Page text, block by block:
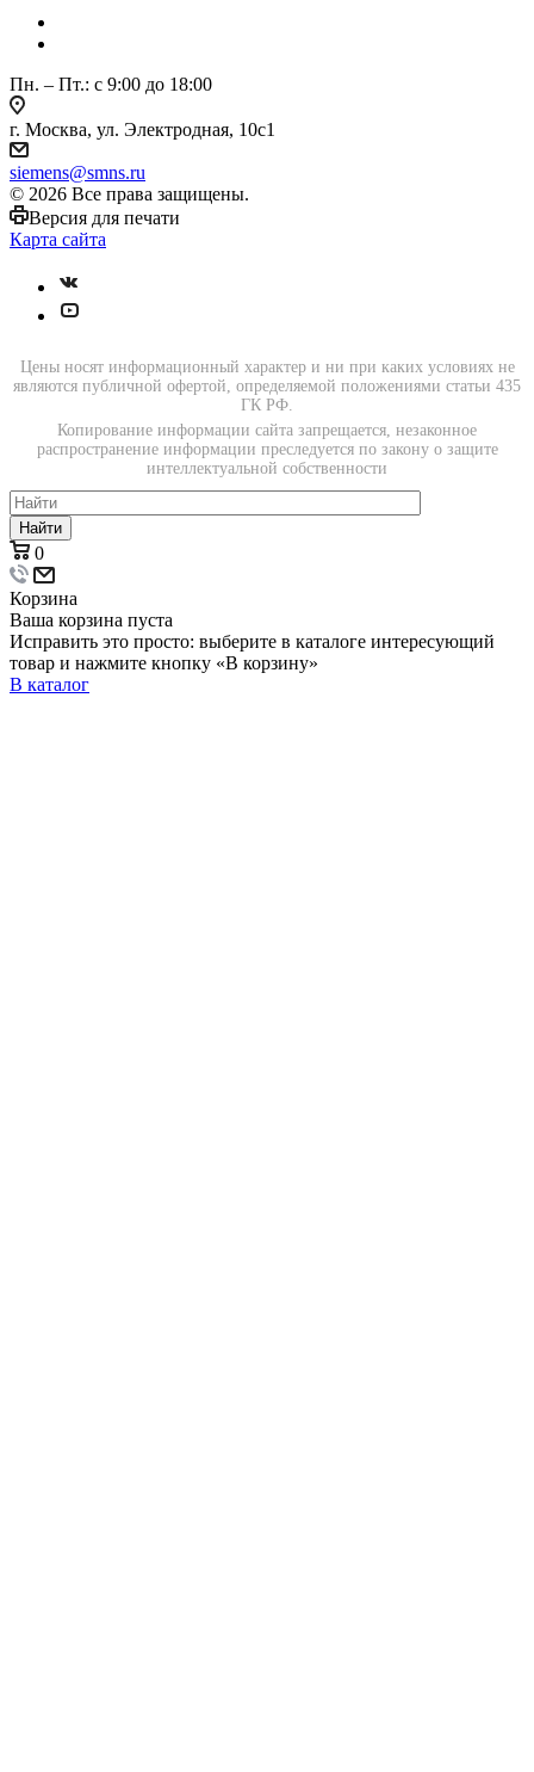
Пн. – Пт.: с 9:00 до 18:00
г. Москва, ул. Электродная, 10с1
siemens@smns.ru
© 2026 Все права защищены.
Версия для печати
Карта сайта
Цены носят информационный характер и ни при каких условиях не
являются публичной офертой, определяемой положениями статьи 435
ГК РФ.
Копирование информации сайта запрещается, незаконное
распространение информации преследуется по закону о защите
интеллектуальной собственности
Найти
0
Корзина
Ваша корзина пуста
Исправить это просто: выберите в каталоге интересующий
товар и нажмите кнопку «В корзину»
В каталог